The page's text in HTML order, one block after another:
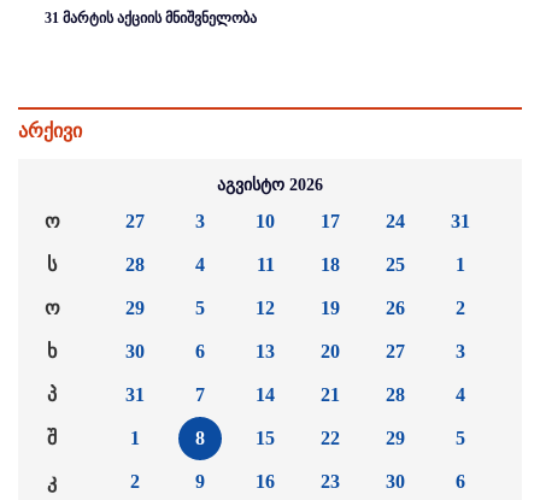
31 მარტის აქციის მნიშვნელობა
არქივი
აგვისტო 2026
ო
ს
ო
ხ
პ
შ
კ
27
28
29
30
31
1
2
3
4
5
6
7
8
9
10
11
12
13
14
15
16
17
18
19
20
21
22
23
24
25
26
27
28
29
30
31
1
2
3
4
5
6